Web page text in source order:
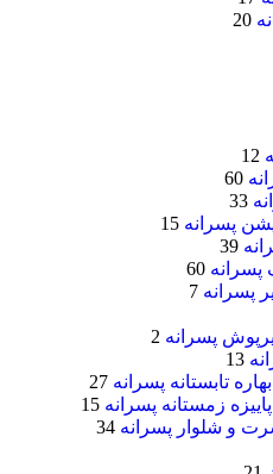
20
60
33
پسرانه 15
39
60
7
پسرانه 2
13
پسرانه 27
زمستانه پسرانه 15
شلوار پسرانه 34